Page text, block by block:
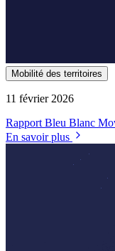
Mobilité des territoires
11 février 2026
Rapport Bleu Blanc
En savoir plus